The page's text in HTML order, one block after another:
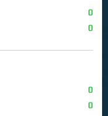
0
0
0
0